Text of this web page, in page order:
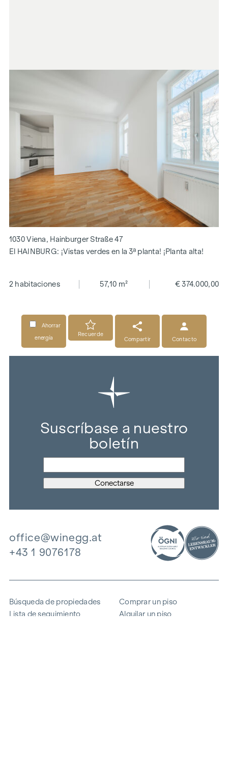
1030 Viena, Hainburger Straße 47
El HAINBURG: ¡Vistas verdes en la 3ª planta! ¡Planta alta!
2 habitaciones 57,10 m² € 374.000,00
Ahorrar
energía
Recuerde
Compartir
Contacto
Suscríbase a nuestro
boletín
office@winegg.at
+43 1 9076178
Búsqueda de propiedades
Lista de seguimiento
Comprar un piso
Alquilar un piso